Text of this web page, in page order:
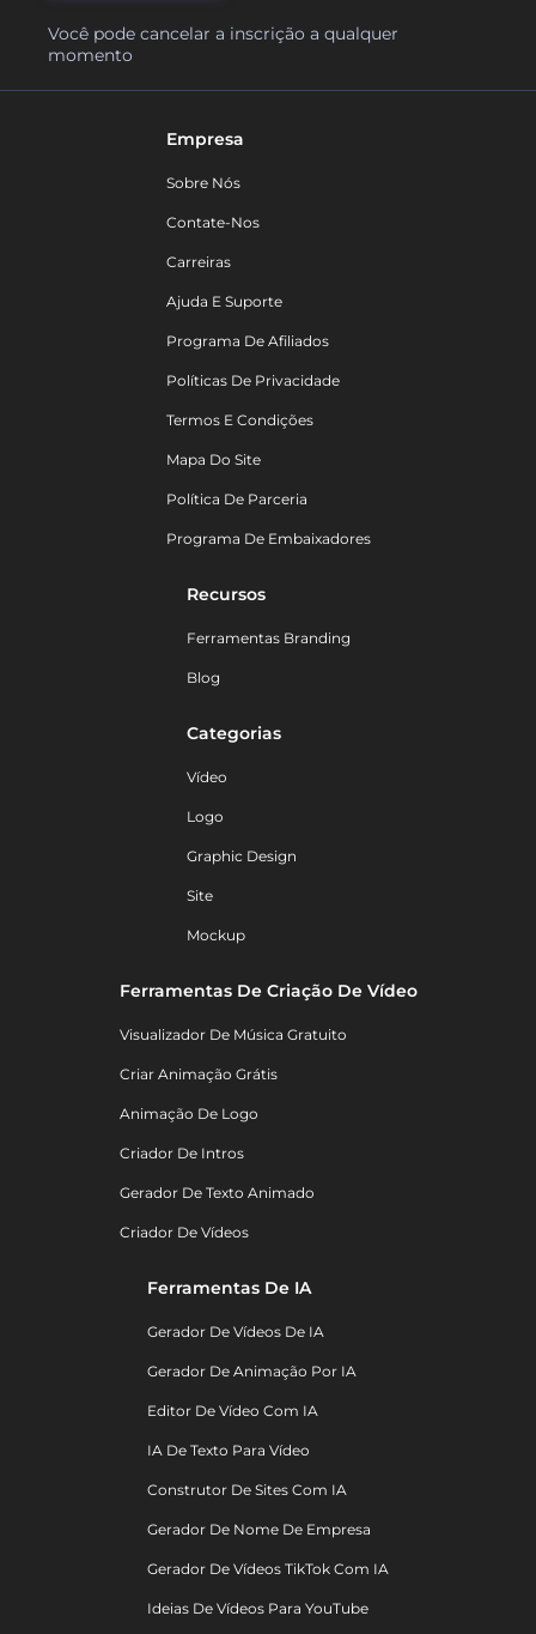
Você pode cancelar a inscrição a qualquer
momento
Empresa
Sobre Nós
Contate-Nos
Carreiras
Ajuda E Suporte
Programa De Afiliados
Políticas De Privacidade
Termos E Condições
Mapa Do Site
Política De Parceria
Programa De Embaixadores
Recursos
Ferramentas Branding
Blog
Categorias
Vídeo
Logo
Graphic Design
Site
Mockup
Ferramentas De Criação De Vídeo
Visualizador De Música Gratuito
Criar Animação Grátis
Animação De Logo
Criador De Intros
Gerador De Texto Animado
Criador De Vídeos
Ferramentas De IA
Gerador De Vídeos De IA
Gerador De Animação Por IA
Editor De Vídeo Com IA
IA De Texto Para Vídeo
Construtor De Sites Com IA
Gerador De Nome De Empresa
Gerador De Vídeos TikTok Com IA
Ideias De Vídeos Para YouTube